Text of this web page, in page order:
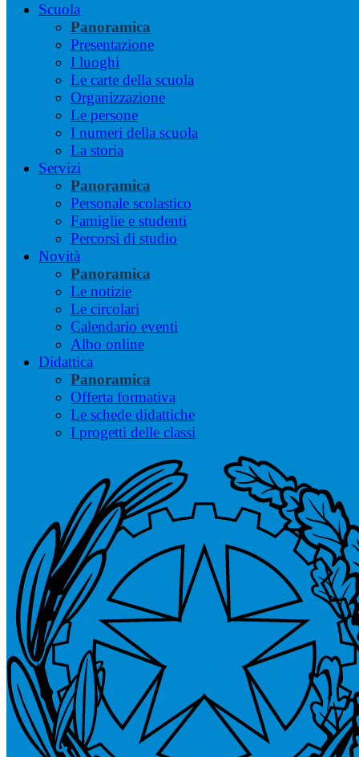
Scuola
Panoramica
Presentazione
I luoghi
Le carte della scuola
Organizzazione
Le persone
I numeri della scuola
La storia
Servizi
Panoramica
Personale scolastico
Famiglie e studenti
Percorsi di studio
Novità
Panoramica
Le notizie
Le circolari
Calendario eventi
Albo online
Didattica
Panoramica
Offerta formativa
Le schede didattiche
I progetti delle classi